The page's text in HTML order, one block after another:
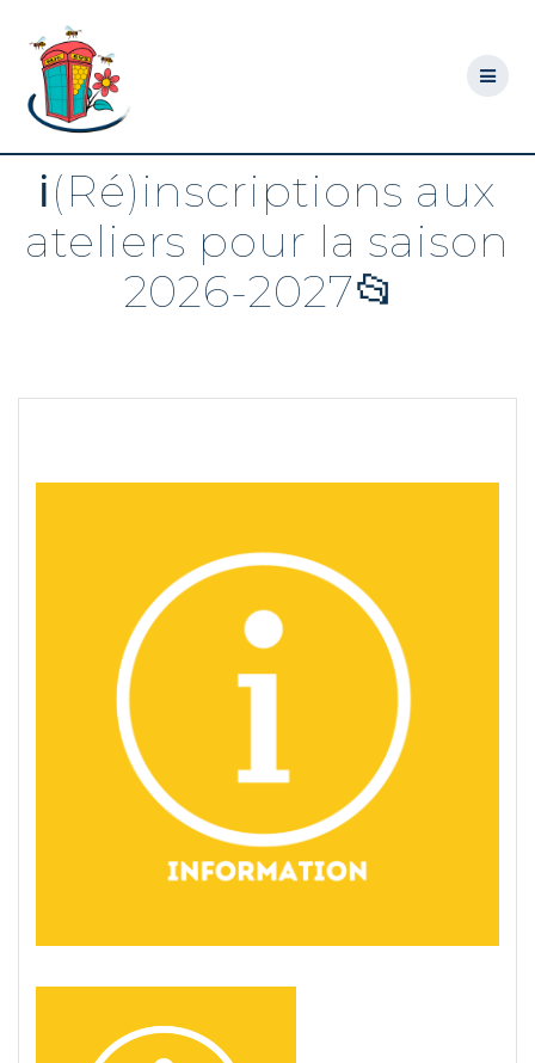
ℹ️(Ré)inscriptions aux
ateliers pour la saison
2026-2027📂